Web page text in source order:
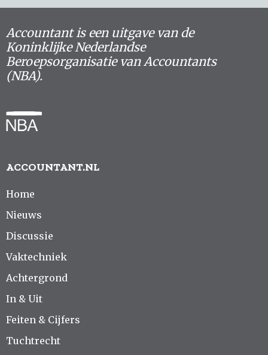
Accountant is een uitgave van de
Koninklijke Nederlandse
Beroepsorganisatie van Accountants
(NBA).
ACCOUNTANT.NL
Home
Nieuws
Discussie
Vaktechniek
Achtergrond
In & Uit
Feiten & Cijfers
Tuchtrecht